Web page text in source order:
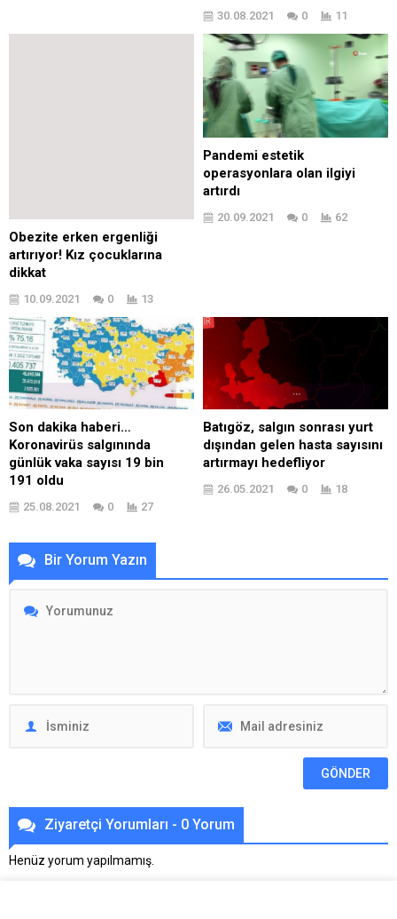
30.08.2021 0 11
Obezite erken ergenliği
artırıyor! Kız çocuklarına
dikkat
10.09.2021 0 13
Pandemi estetik
operasyonlara olan ilgiyi
artırdı
20.09.2021 0 62
Son dakika haberi…
Koronavirüs salgınında
günlük vaka sayısı 19 bin
191 oldu
25.08.2021 0 27
Batıgöz, salgın sonrası yurt
dışından gelen hasta sayısını
artırmayı hedefliyor
26.05.2021 0 18
Bir Yorum Yazın
Ziyaretçi Yorumları - 0 Yorum
Henüz yorum yapılmamış.